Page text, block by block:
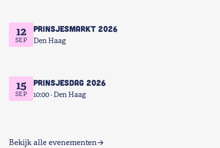
12
SEP
Prinsjesmarkt 2026
Den Haag
15
SEP
Prinsjesdag 2026
10:00 Den Haag
Bekijk alle evenementen